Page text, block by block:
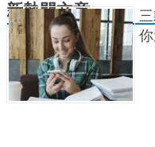
新熱門文章